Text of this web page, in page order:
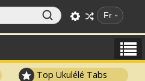
Fr
Top Ukulélé Tabs